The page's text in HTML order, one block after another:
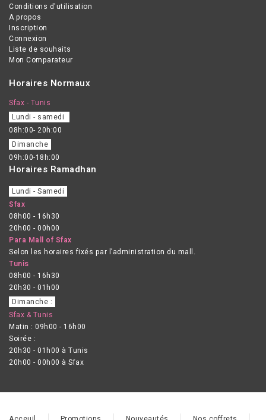
Conditions d'utilisation
A propos
Inscription
Connexion
Liste de souhaits
Mon Comparateur
Horaires Normaux
Sfax - Tunis
Lundi - samedi
08h:00- 20h:00
Dimanche
09h:00-18h:00
Horaires Ramadhan
Lundi - Samedi
Sfax
08h00 - 16h30
20h00 - 00h00
Para Mall of Sfax
Selon les horaires fixés par l’administration du mall.
Tunis
08h00 - 16h30
20h30 - 01h00
Dimanche :
Sfax & Tunis
Matin : 09h00 - 16h00
Soirée :
20h30 - 01h00 à Tunis
20h00 - 00h00 à Sfax